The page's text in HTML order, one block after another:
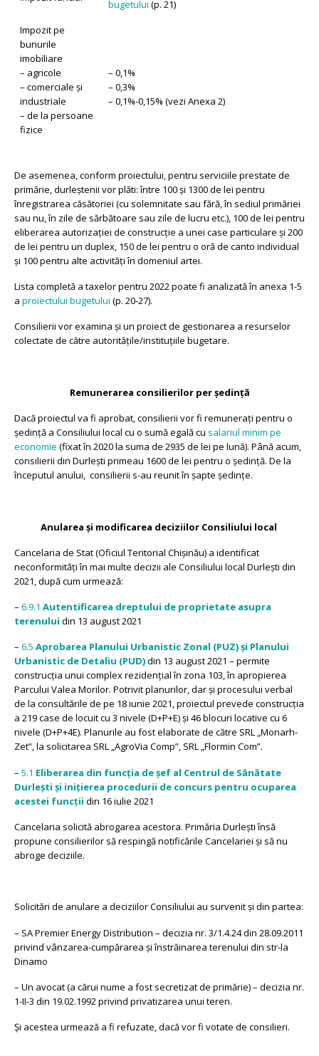
bugetului (p. 21)
Impozit pe
bunurile
imobiliare
– agricole
– comerciale și
industriale
– de la persoane
fizice
– 0,1%
– 0,3%
– 0,1%-0,15% (vezi Anexa 2)
De asemenea, conform proiectului, pentru serviciile prestate de
primărie, durleștenii vor plăti: între 100 și 1300 de lei pentru
înregistrarea căsătoriei (cu solemnitate sau fără, în sediul primăriei
sau nu, în zile de sărbătoare sau zile de lucru etc.), 100 de lei pentru
eliberarea autorizației de construcție a unei case particulare și 200
de lei pentru un duplex, 150 de lei pentru o oră de canto individual
și 100 pentru alte activități în domeniul artei.
Lista completă a taxelor pentru 2022 poate fi analizată în anexa 1-5
a proiectului bugetului (p. 20-27).
Consilierii vor examina și un proiect de gestionarea a resurselor
colectate de către autoritățile/instituțiile bugetare.
Remunerarea consilierilor per ședință
Dacă proiectul va fi aprobat, consilierii vor fi remunerați pentru o
ședință a Consiliului local cu o sumă egală cu salariul minim pe
economie (fixat în 2020 la suma de 2935 de lei pe lună). Până acum,
consilierii din Durlești primeau 1600 de lei pentru o ședință. De la
începutul anului, consilierii s-au reunit în șapte ședințe.
Anularea și modificarea deciziilor Consiliului local
Cancelaria de Stat (Oficiul Teritorial Chișinău) a identificat
neconformități în mai multe decizii ale Consiliului local Durlești din
2021, după cum urmează:
– 6.9.1 Autentificarea dreptului de proprietate asupra
terenului din 13 august 2021
– 6.5 Aprobarea Planului Urbanistic Zonal (PUZ) și Planului
Urbanistic de Detaliu (PUD)din 13 august 2021 – permite
construcția unui complex rezidențial în zona 103, în apropierea
Parcului Valea Morilor. Potrivit planurilor, dar și procesului verbal
de la consultările de pe 18 iunie 2021, proiectul prevede construcția
a 219 case de locuit cu 3 nivele (D+P+E) și 46 blocuri locative cu 6
nivele (D+P+4E). Planurile au fost elaborate de către SRL „Monarh-
Zet”, la solicitarea SRL „AgroVia Comp”, SRL „Flormin Com”.
– 5.1 Eliberarea din funcția de șef al Centrul de Sănătate
Durlești și inițierea procedurii de concurs pentru ocuparea
acestei funcții din 16 iulie 2021
Cancelaria solicită abrogarea acestora. Primăria Durlești însă
propune consilierilor să respingă notificările Cancelariei și să nu
abroge deciziile.
Solicitări de anulare a deciziilor Consiliului au survenit și din partea:
– SA Premier Energy Distribution – decizia nr. 3/1.4.24 din 28.09.2011
privind vânzarea-cumpărarea și înstrăinarea terenului din str-la
Dinamo
– Un avocat (a cărui nume a fost secretizat de primărie) – decizia nr.
1-II-3 din 19.02.1992 privind privatizarea unui teren.
Și acestea urmează a fi refuzate, dacă vor fi votate de consilieri.